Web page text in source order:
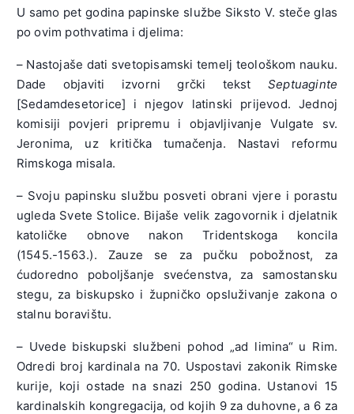
U samo pet godina papinske službe Siksto V. steče glas
po ovim pothvatima i djelima:
– Nastojaše dati svetopisamski temelj teološkom nauku.
Dade objaviti izvorni grčki tekst Septuaginte
[Sedamdesetorice] i njegov latinski prijevod. Jednoj
komisiji povjeri pripremu i objavljivanje Vulgate sv.
Jeronima, uz kritička tumačenja. Nastavi reformu
Rimskoga misala.
– Svoju papinsku službu posveti obrani vjere i porastu
ugleda Svete Stolice. Bijaše velik zagovornik i djelatnik
katoličke obnove nakon Tridentskoga koncila
(1545.-1563.). Zauze se za pučku pobožnost, za
ćudoredno poboljšanje svećenstva, za samostansku
stegu, za biskupsko i župničko opsluživanje zakona o
stalnu boravištu.
– Uvede biskupski službeni pohod „ad limina“ u Rim.
Odredi broj kardinala na 70. Uspostavi zakonik Rimske
kurije, koji ostade na snazi 250 godina. Ustanovi 15
kardinalskih kongregacija, od kojih 9 za duhovne, a 6 za